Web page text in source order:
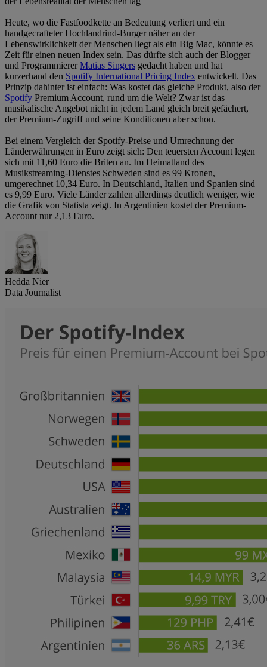
Heute, wo die Fastfoodkette an Bedeutung verliert und ein
handgecrafteter Hochlandrind-Burger näher an der
Lebenswirklichkeit der Menschen liegt als ein Big Mac, könnte es
Zeit für einen neuen Index sein. Das dürfte sich auch der Blogger
und ProgrammiererMatias Singers gedacht haben und hat
kurzerhand den Spotify International Pricing Index entwickelt. Das
Prinzip dahinter ist einfach: Was kostet das gleiche Produkt, also der
Spotify Premium Account, rund um die Welt? Zwar ist das
musikalische Angebot nicht in jedem Land gleich breit gefächert,
der Premium-Zugriff und seine Konditionen aber schon.
Bei einem Vergleich der Spotify-Preise und Umrechnung der
Länderwährungen in Euro zeigt sich: Den teuersten Account legen
sich mit 11,60 Euro die Briten an. Im Heimatland des
Musikstreaming-Dienstes Schweden sind es 99 Kronen,
umgerechnet 10,34 Euro. In Deutschland, Italien und Spanien sind
es 9,99 Euro. Viele Länder zahlen allerdings deutlich weniger, wie
die Grafik von Statista zeigt. In Argentinien kostet der Premium-
Account nur 2,13 Euro.
Hedda Nier
Data Journalist